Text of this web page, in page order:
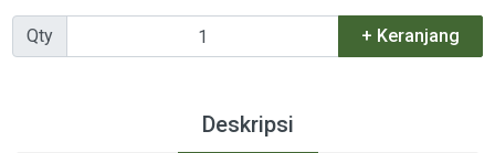
Qty + Keranjang
Deskripsi